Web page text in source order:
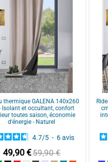
thermique GALENA 140x260
Isolant et occultant, confort
toutes saison, économie
d'énergie - Naturel
4.7/5 - 6avis
49,90 €59,90 €